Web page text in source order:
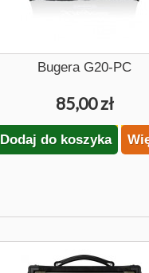
Bugera G20-PC
85,00 zł
Dodaj do koszyka